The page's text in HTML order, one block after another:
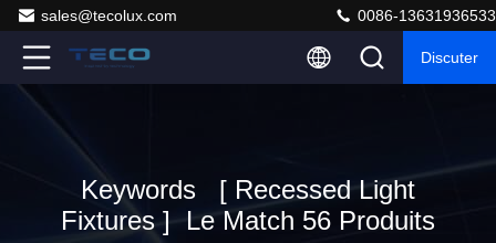
sales@tecolux.com 0086-13631936533
Discuter
Keywords [ Recessed Light
Fixtures ] Le Match 56 Produits